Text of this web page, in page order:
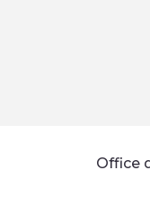
Office